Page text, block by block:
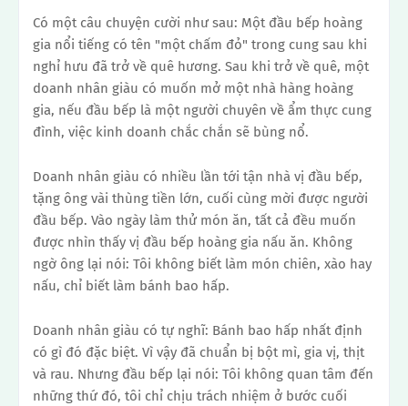
Có một câu chuyện cười như sau: Một đầu bếp hoàng
gia nổi tiếng có tên "một chấm đỏ" trong cung sau khi
nghỉ hưu đã trở về quê hương. Sau khi trở về quê, một
doanh nhân giàu có muốn mở một nhà hàng hoàng
gia, nếu đầu bếp là một người chuyên về ẩm thực cung
đình, việc kinh doanh chắc chắn sẽ bùng nổ.
Doanh nhân giàu có nhiều lần tới tận nhà vị đầu bếp,
tặng ông vài thùng tiền lớn, cuối cùng mời được người
đầu bếp. Vào ngày làm thử món ăn, tất cả đều muốn
được nhìn thấy vị đầu bếp hoàng gia nấu ăn. Không
ngờ ông lại nói: Tôi không biết làm món chiên, xào hay
nấu, chỉ biết làm bánh bao hấp.
Doanh nhân giàu có tự nghĩ: Bánh bao hấp nhất định
có gì đó đặc biệt. Vì vậy đã chuẩn bị bột mì, gia vị, thịt
và rau. Nhưng đầu bếp lại nói: Tôi không quan tâm đến
những thứ đó, tôi chỉ chịu trách nhiệm ở bước cuối